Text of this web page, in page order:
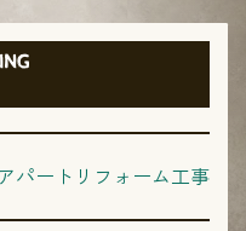
パートリフォーム工事